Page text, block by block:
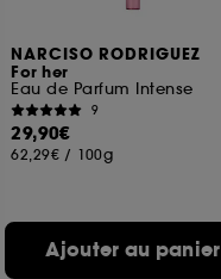
NARCISO RODRIGUEZ
For her
Eau de Parfum Intense
9
29,90€
62,29€ / 100g
Ajouter au panier